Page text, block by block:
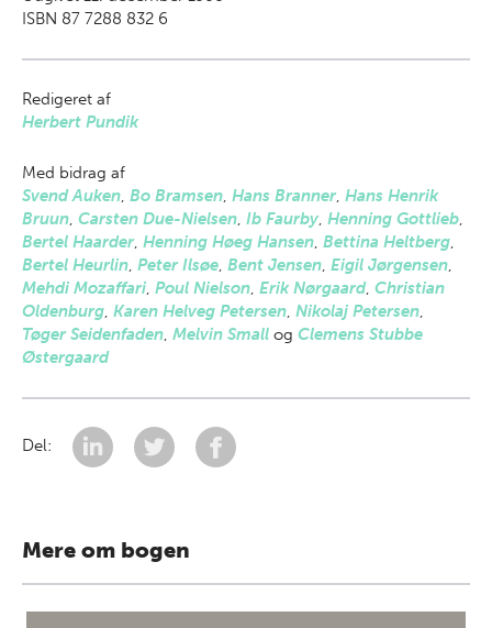
ISBN 87 7288 832 6
Redigeret af
Herbert Pundik
Med bidrag af
Svend Auken, Bo Bramsen, Hans Branner, Hans Henrik
Bruun, Carsten Due-Nielsen, Ib Faurby, Henning Gottlieb,
Bertel Haarder, Henning Høeg Hansen, Bettina Heltberg,
Bertel Heurlin, Peter Ilsøe, Bent Jensen, Eigil Jørgensen,
Mehdi Mozaffari, Poul Nielson, Erik Nørgaard, Christian
Oldenburg, Karen Helveg Petersen, Nikolaj Petersen,
Tøger Seidenfaden, Melvin Small og Clemens Stubbe
Østergaard
Del:
Mere om bogen